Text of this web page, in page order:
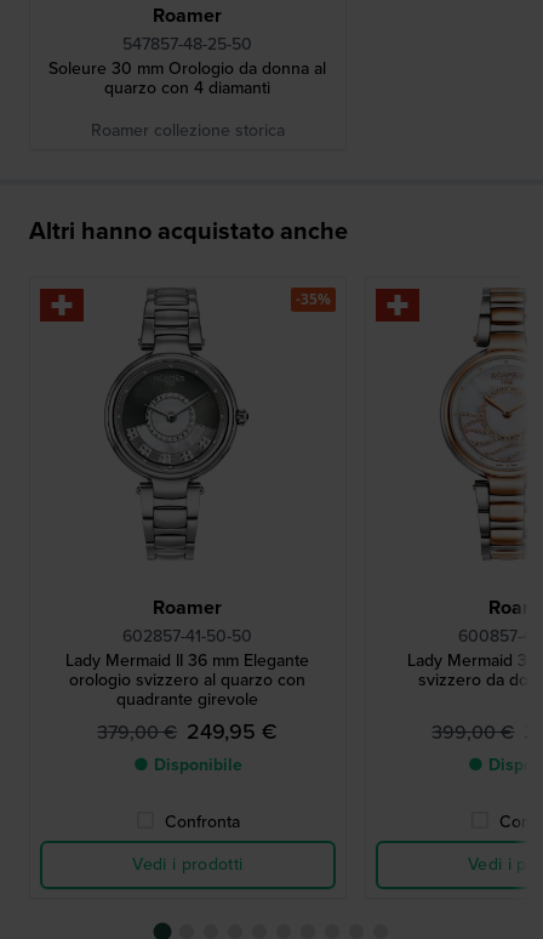
Roamer
547857-48-25-50
Soleure 30 mm Orologio da donna al
quarzo con 4 diamanti
Roamer collezione storica
Altri hanno acquistato anche
Roamer
602857-41-50-50
Lady Mermaid II 36 mm Elegante
orologio svizzero al quarzo con
quadrante girevole
379,00 € 249,95 €
● Disponibile
Confronta
Vedi i prodotti
-35%
600857-
Lady Mermaid
svizzero da
399,00 €
●
Vedi i